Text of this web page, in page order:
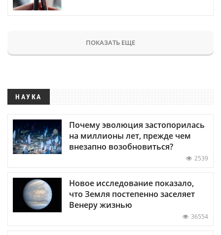
ПОКАЗАТЬ ЕЩЕ
НАУКА
Почему эволюция застопорилась
на миллионы лет, прежде чем
внезапно возобновиться?
2539
Новое исследование показало,
что Земля постепенно заселяет
Венеру жизнью
36554